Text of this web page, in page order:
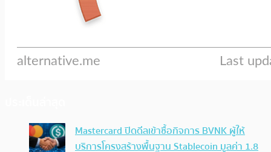
Mastercard ปิดดีลเข้าซื้อกิจการ BVNK ผู้ให้
บริการโครงสร้างพื้นฐาน Stablecoin มูลค่า 1.8